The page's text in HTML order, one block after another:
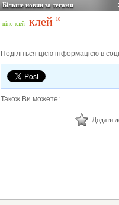
Більше новин за тегами
піно-клей клей 10
Поділіться цією інформацією в
Також Ви можете:
Додати